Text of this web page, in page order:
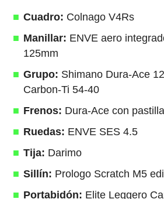
Cuadro: Colnago V4Rs
Manillar: ENVE aero
125mm
Grupo: Shimano Dura-Ace
Carbon-Ti 54-40
Frenos: Dura-Ace con
Ruedas: ENVE SES 4.5
Tija: Darimo
Sillín: Prologo Scratch M5
Portabidón: Elite Leggero